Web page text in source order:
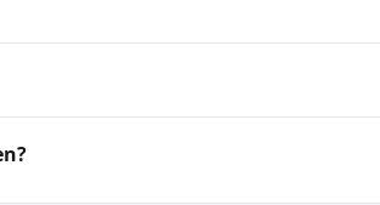
mehr Persönlichkeit.